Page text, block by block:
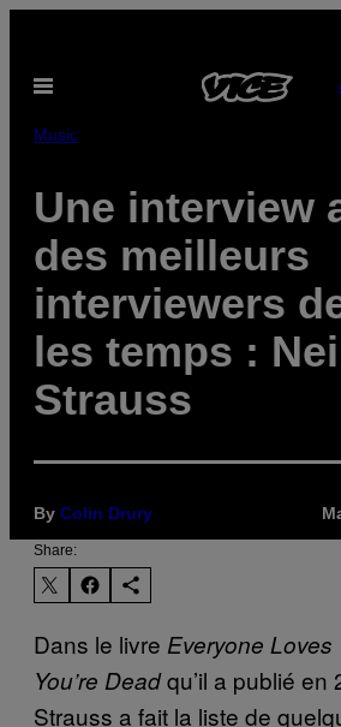
content
Open
Music
Une interview
des meilleurs
interviewers
les temps :
Strauss
By Colin Drury
Share:
Dans le livre Everyone Loves
You’re Deadqu’il a publié en
Strauss a fait la liste de